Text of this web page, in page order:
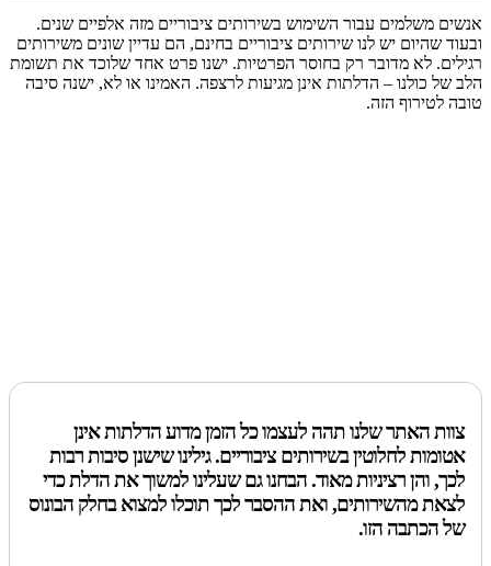
אנשים משלמים עבור השימוש בשירותים ציבוריים מזה אלפיים שנים.
ובעוד שהיום יש לנו שירותים ציבוריים בחינם, הם עדיין שונים משירותים
רגילים. לא מדובר רק בחוסר הפרטיות. ישנו פרט אחד שלוכד את תשומת
הלב של כולנו – הדלתות אינן מגיעות לרצפה. האמינו או לא, ישנה סיבה
טובה לטירוף הזה.
צוות האתר שלנו תהה לעצמו כל הזמן מדוע הדלתות אינן
אטומות לחלוטין בשירותים ציבוריים. גילינו שישנן סיבות רבות
לכך, והן רציניות מאוד. הבחנו גם שעלינו למשוך את הדלת כדי
לצאת מהשירותים, ואת ההסבר לכך תוכלו למצוא בחלק הבונוס
של הכתבה הזו.